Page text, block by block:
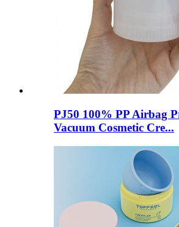
PJ50 100% PP Airbag
Vacuum Cosmetic Cre...